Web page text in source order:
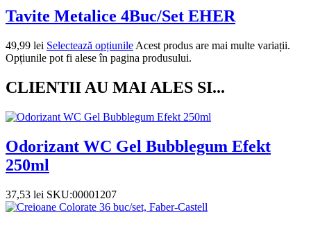
Tavite Metalice 4Buc/Set EHER
49,99 lei Selectează opțiunile Acest produs are mai multe variații.
Opțiunile pot fi alese în pagina produsului.
CLIENTII AU MAI ALES SI...
Odorizant WC Gel Bubblegum Efekt
250ml
37,53 lei SKU:00001207